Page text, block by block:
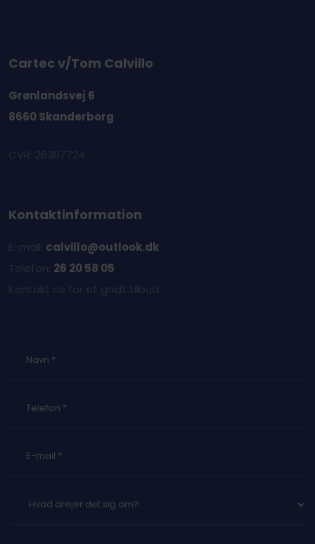
Cartec v/Tom Calvillo
Grønlandsvej 6
8660 Skanderborg
CVR: 26307724
Kontaktinformation
E-mail: calvillo@outlook.dk
Telefon: 26 20 58 05
Kontakt os for et godt tilbud.